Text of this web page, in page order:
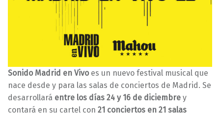
Sonido Madrid en Vivoes un nuevo festival musical que
nace desde y para las salas de conciertos de Madrid. Se
desarrollará entre los días 24 y 16 de diciembre y
contará en su cartel con 21 conciertos en 21 salas